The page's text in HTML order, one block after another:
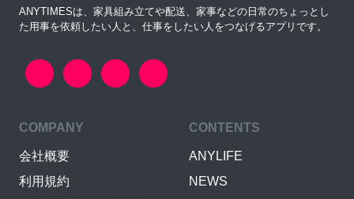
ANYTIMESは、家具組み立てや配送、家事などの日常のちょっとし
た用事を依頼したい人と、仕事をしたい人をつなげるアプリです。
COMPANY
会社概要
利用規約
CONTENTS
ANYLIFE
NEWS